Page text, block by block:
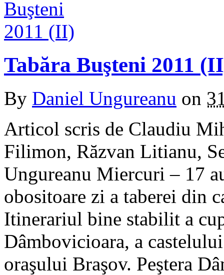
Tabăra Buşteni 2011
By Daniel Ungureanu on
Articol scris de Claudiu
Filimon, Răzvan Litianu,
Ungureanu Miercuri – 17
obositoare zi a taberei din
Itinerariul bine stabilit a
Dâmbovicioara, a
oraşului Braşov. Peştera